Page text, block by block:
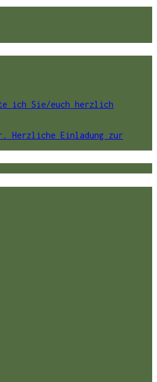
ich Sie/euch herzlich
Herzliche Einladung zur